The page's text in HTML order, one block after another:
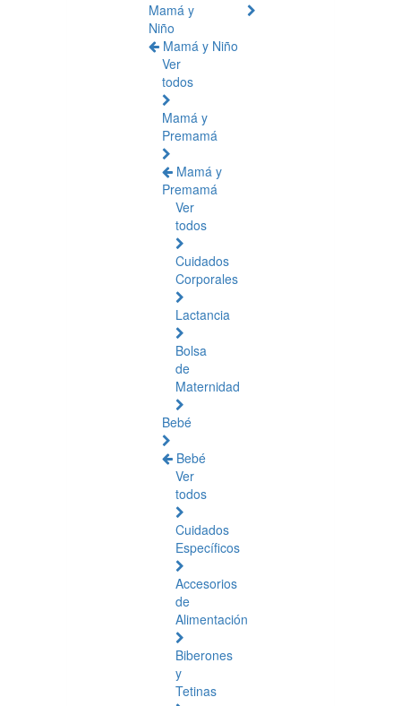
Mamá y
Niño
Mamá y Niño
Ver
todos
Mamá y
Premamá
Mamá y
Premamá
Ver
todos
Cuidados
Corporales
Lactancia
Bolsa
de
Maternidad
Bebé
Bebé
Ver
todos
Cuidados
Específicos
Accesorios
de
Alimentación
Biberones
y
Tetinas